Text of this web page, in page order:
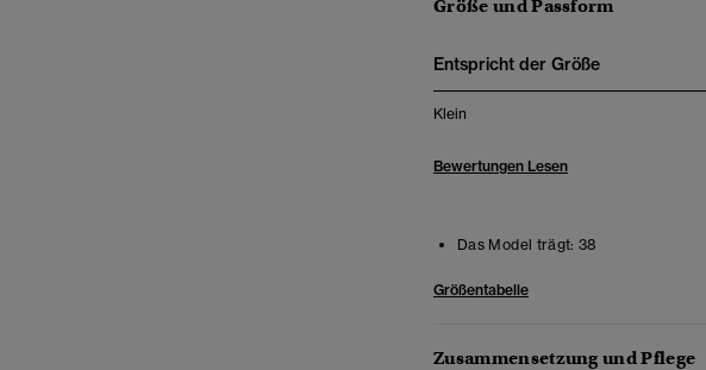
Größe und Passform
Entspricht der Größe
Klein
Bewertungen Lesen
Das Model trägt: 38
Größentabelle
Zusammensetzung und Pflege